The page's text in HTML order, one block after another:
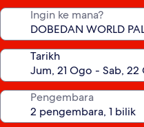
Ingin ke mana?
Tarikh
Pengembara